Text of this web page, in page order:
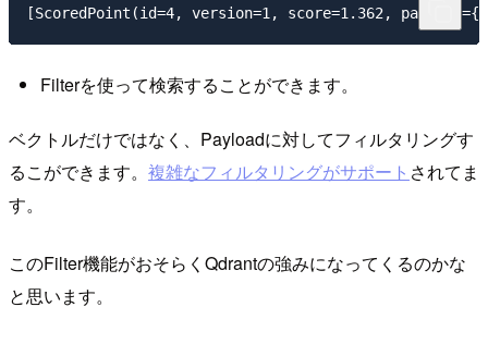
Filterを使って検索することができます。
ベクトルだけではなく、Payloadに対してフィルタリングす
るこができます。 複雑なフィルタリングがサポート されてま
す。
このFilter機能がおそらくQdrantの強みになってくるのかな
と思います。